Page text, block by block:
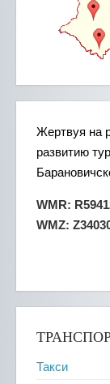
Жертвуя на
развитию
WMR:
WMZ:
Такси